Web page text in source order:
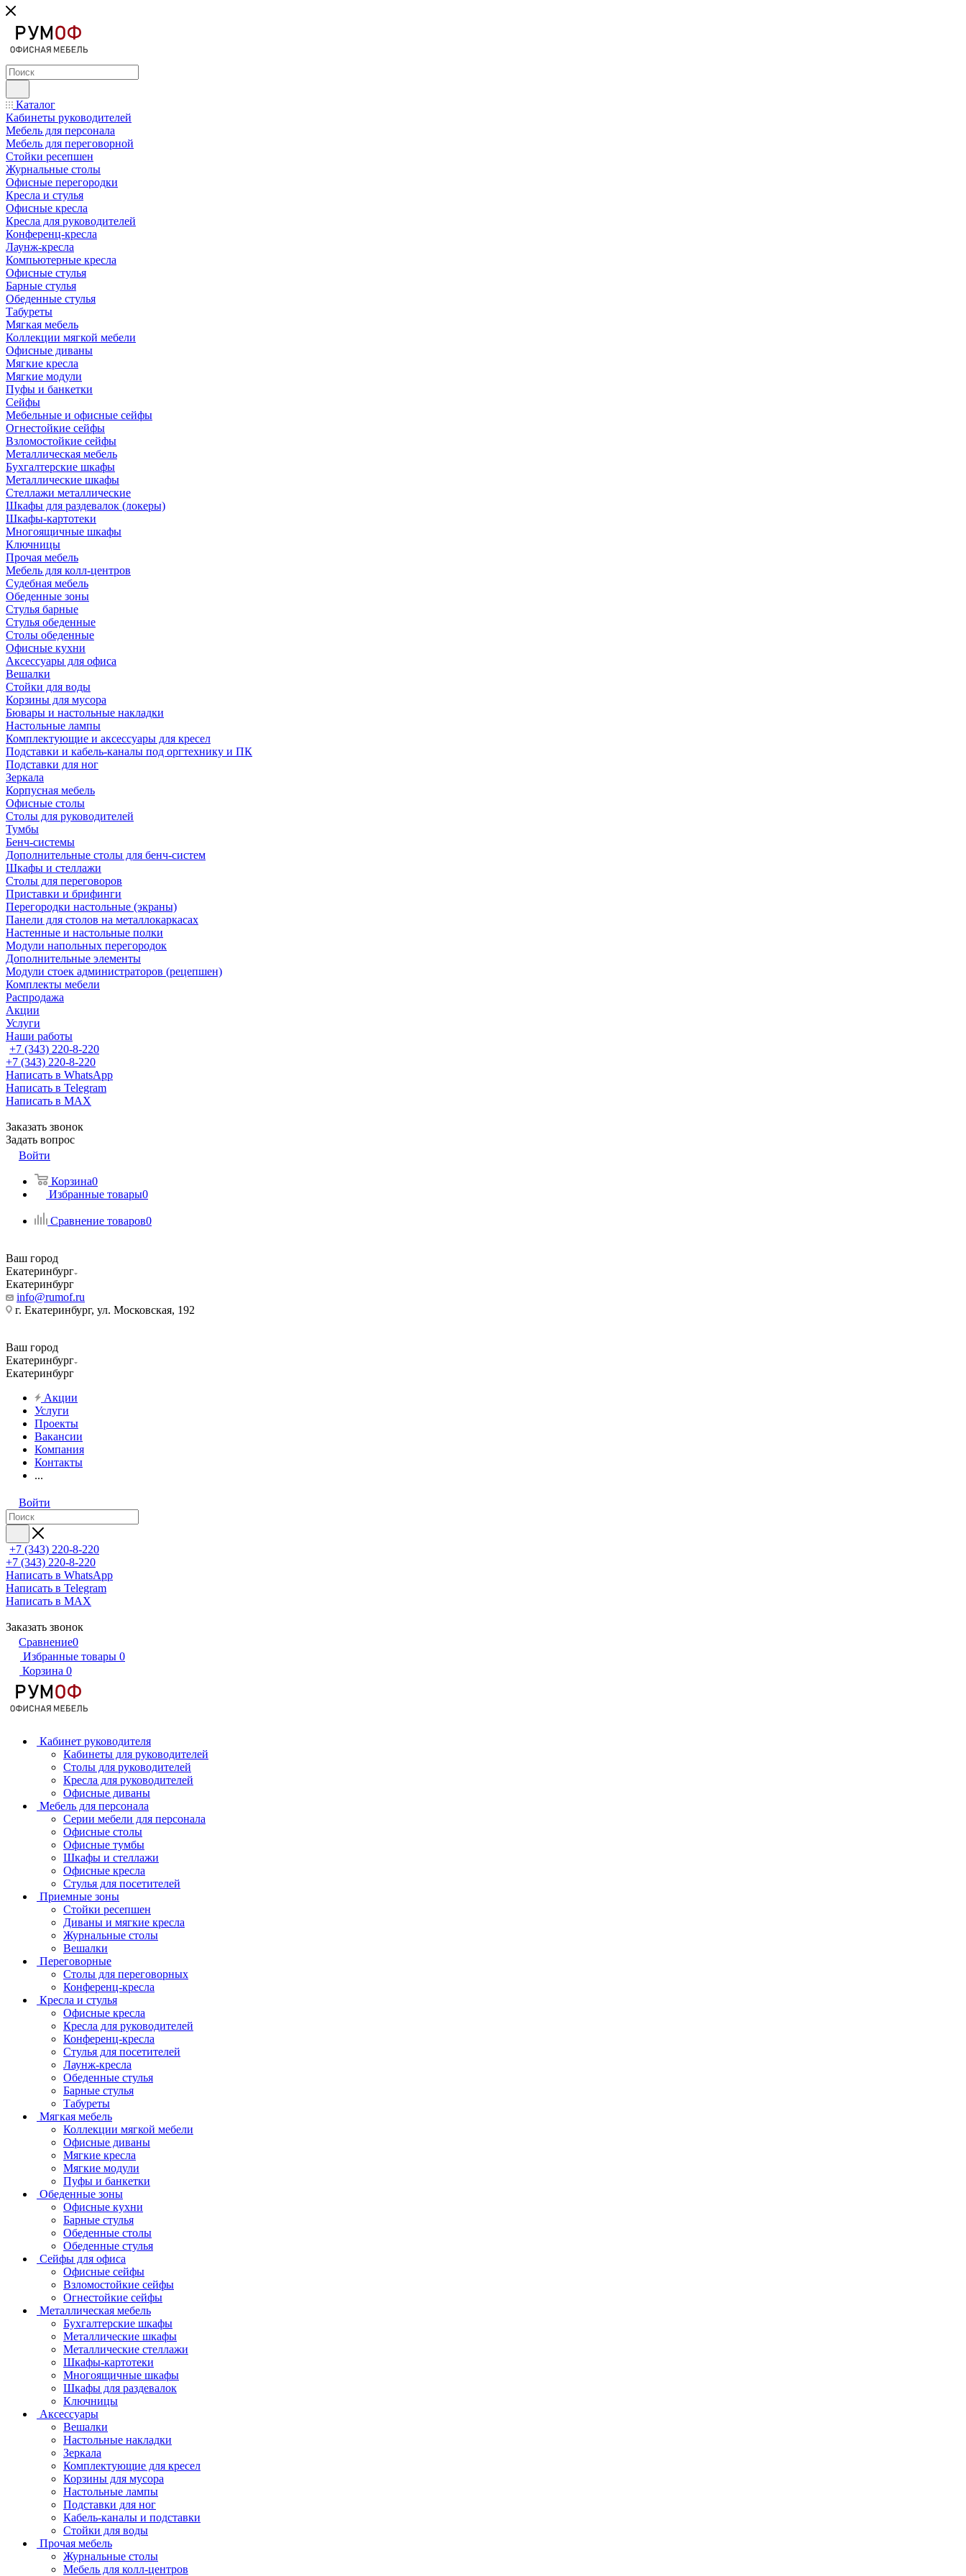
Каталог
Кабинеты руководителей
Мебель для персонала
Мебель для переговорной
Стойки ресепшен
Журнальные столы
Офисные перегородки
Кресла и стулья
Офисные кресла
Кресла для руководителей
Конференц-кресла
Лаунж-кресла
Компьютерные кресла
Офисные стулья
Барные стулья
Обеденные стулья
Табуреты
Мягкая мебель
Коллекции мягкой мебели
Офисные диваны
Мягкие кресла
Мягкие модули
Пуфы и банкетки
Сейфы
Мебельные и офисные сейфы
Огнестойкие сейфы
Взломостойкие сейфы
Металлическая мебель
Бухгалтерские шкафы
Металлические шкафы
Стеллажи металлические
Шкафы для раздевалок (локеры)
Шкафы-картотеки
Многоящичные шкафы
Ключницы
Прочая мебель
Мебель для колл-центров
Судебная мебель
Обеденные зоны
Стулья барные
Стулья обеденные
Столы обеденные
Офисные кухни
Аксессуары для офиса
Вешалки
Стойки для воды
Корзины для мусора
Бювары и настольные накладки
Настольные лампы
Комплектующие и аксессуары для кресел
Подставки и кабель-каналы под оргтехнику и ПК
Подставки для ног
Зеркала
Корпусная мебель
Офисные столы
Столы для руководителей
Тумбы
Бенч-системы
Дополнительные столы для бенч-систем
Шкафы и стеллажи
Столы для переговоров
Приставки и брифинги
Перегородки настольные (экраны)
Панели для столов на металлокаркасах
Настенные и настольные полки
Модули напольных перегородок
Дополнительные элементы
Модули стоек администраторов (рецепшен)
Комплекты мебели
Распродажа
Акции
Услуги
Наши работы
+7 (343) 220-8-220
+7 (343) 220-8-220
Написать в WhatsApp
Написать в Telegram
Написать в MAX
Заказать звонок
Задать вопрос
Войти
Корзина0
Избранные товары0
Сравнение товаров0
Ваш город
Екатеринбург
Екатеринбург
info@rumof.ru
г. Екатеринбург, ул. Московская, 192
Ваш город
Екатеринбург
Екатеринбург
Акции
Услуги
Проекты
Вакансии
Компания
Контакты
...
Войти
+7 (343) 220-8-220
+7 (343) 220-8-220
Написать в WhatsApp
Написать в Telegram
Написать в MAX
Заказать звонок
Сравнение0
Избранные товары 0
Корзина 0
Кабинет руководителя
Кабинеты для руководителей
Столы для руководителей
Кресла для руководителей
Офисные диваны
Мебель для персонала
Серии мебели для персонала
Офисные столы
Офисные тумбы
Шкафы и стеллажи
Офисные кресла
Стулья для посетителей
Приемные зоны
Стойки ресепшен
Диваны и мягкие кресла
Журнальные столы
Вешалки
Переговорные
Столы для переговорных
Конференц-кресла
Кресла и стулья
Офисные кресла
Кресла для руководителей
Конференц-кресла
Стулья для посетителей
Лаунж-кресла
Обеденные стулья
Барные стулья
Табуреты
Мягкая мебель
Коллекции мягкой мебели
Офисные диваны
Мягкие кресла
Мягкие модули
Пуфы и банкетки
Обеденные зоны
Офисные кухни
Барные стулья
Обеденные столы
Обеденные стулья
Сейфы для офиса
Офисные сейфы
Взломостойкие сейфы
Огнестойкие сейфы
Металлическая мебель
Бухгалтерские шкафы
Металлические шкафы
Металлические стеллажи
Шкафы-картотеки
Многоящичные шкафы
Шкафы для раздевалок
Ключницы
Аксессуары
Вешалки
Настольные накладки
Зеркала
Комплектующие для кресел
Корзины для мусора
Настольные лампы
Подставки для ног
Кабель-каналы и подставки
Стойки для воды
Прочая мебель
Журнальные столы
Мебель для колл-центров